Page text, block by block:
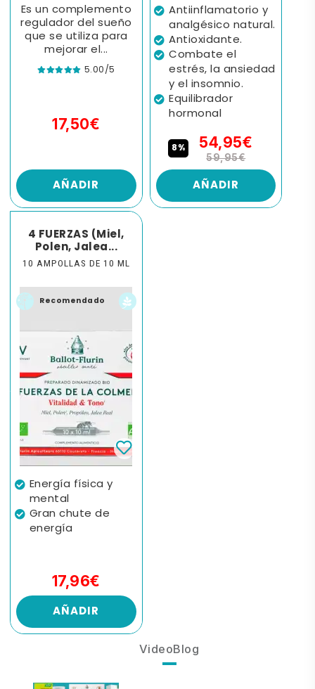
Es un complemento
regulador del sueño
que se utiliza para
mejorar el...
5.00/5
17,50€
AÑADIR
Antiinflamatorio y
analgésico natural.
Antioxidante.
Combate el
estrés, la ansiedad
y el insomnio.
Equilibrador
hormonal
8% 54,95€
59,95€
AÑADIR
4 FUERZAS (Miel,
Polen, Jalea...
10 AMPOLLAS DE 10 ML
Recomendado
Energía física y
mental
Gran chute de
energía
17,96€
AÑADIR
VideoBlog